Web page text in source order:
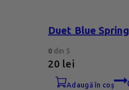
Duet Blue Spring
0 din 5
20 lei
adaugă în coș